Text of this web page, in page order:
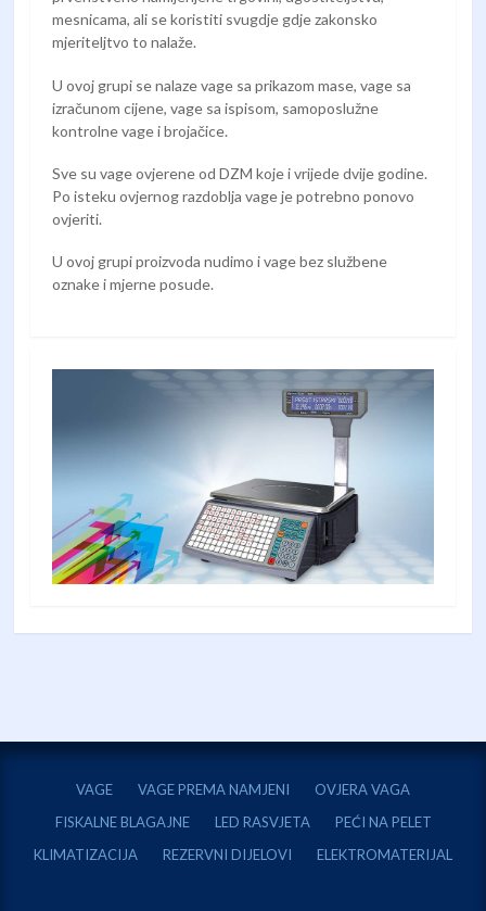
mesnicama, ali se koristiti svugdje gdje zakonsko
mjeriteljtvo to nalaže.
U ovoj grupi se nalaze vage sa prikazom mase, vage sa
izračunom cijene, vage sa ispisom, samoposlužne
kontrolne vage i brojačice.
Sve su vage ovjerene od DZM koje i vrijede dvije godine.
Po isteku ovjernog razdoblja vage je potrebno ponovo
ovjeriti.
U ovoj grupi proizvoda nudimo i vage bez službene
oznake i mjerne posude.
VAGE VAGE PREMA NAMJENI
OVJERA VAGA
FISKALNE BLAGAJNE
LED RASVJETA
PEĆI NA PELET
KLIMATIZACIJA
REZERVNI DIJELOVI ELEKTROMATERIJAL